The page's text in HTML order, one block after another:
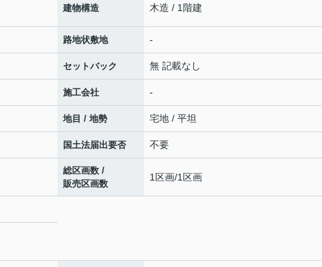
建物構造 木造 / 1階建
路地状敷地 -
セットバック 無 記載なし
施工会社 -
地目 / 地勢 宅地 / 平坦
国土法届出要否 不要
総区画数 /
販売区画数
1区画/1区画